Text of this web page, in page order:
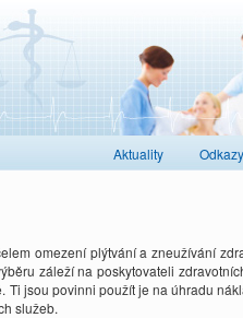
Aktuality Odkazy
omezení plýtvání a zneužívání
záleží na poskytovateli
Ti jsou povinni použít je na úhradu
služeb.